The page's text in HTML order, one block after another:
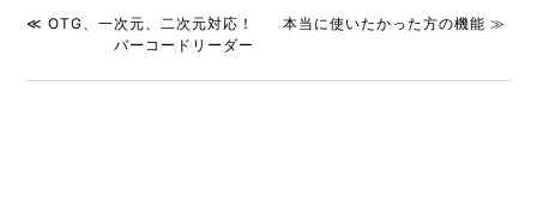
≪ OTG、一次元、二次元対応！
バーコードリーダー
本当に使いたかった方の機能 ≫